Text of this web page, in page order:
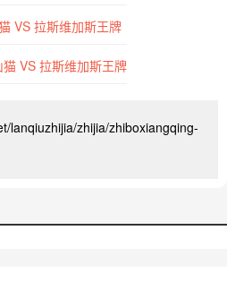
VS 拉斯维加斯王牌
VS 拉斯维加斯王牌
lanqiuzhijia/zhijia/zhiboxiangqing-